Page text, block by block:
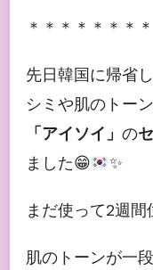
＊＊＊＊＊＊＊
先日韓国に帰省し
シミや肌のトー
「アイソイ」 の
ました😁 ✨
まだ使って2週
肌のトーンが一